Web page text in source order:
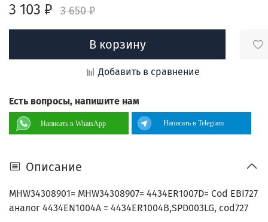
3 103 ₽
3 650 ₽
В корзину
Добавить в сравнение
Есть вопросы, напишите нам
Написать в WhatsApp Написать в Telegram
Описание
MHW34308901= MHW34308907= 4434ER1007D= Cod EBI727
аналог 4434EN1004A = 4434ER1004B,SPD003LG, cod727